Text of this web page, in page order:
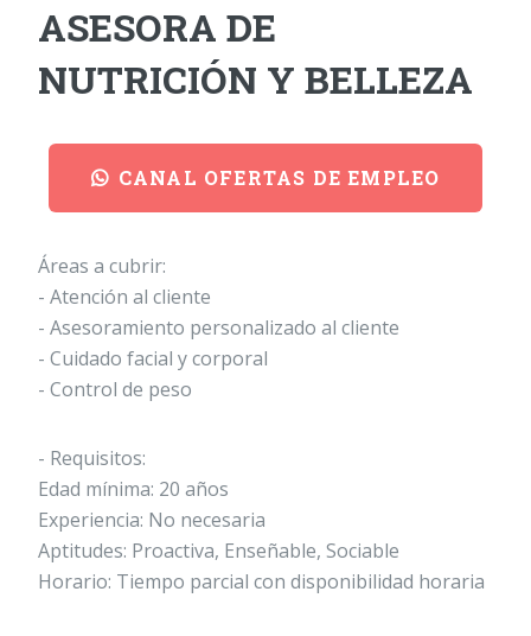
ASESORA DE
NUTRICIÓN Y BELLEZA
CANAL OFERTAS DE EMPLEO
Áreas a cubrir:
- Atención al cliente
- Asesoramiento personalizado al cliente
- Cuidado facial y corporal
- Control de peso
- Requisitos:
Edad mínima: 20 años
Experiencia: No necesaria
Aptitudes: Proactiva, Enseñable, Sociable
Horario: Tiempo parcial con disponibilidad horaria